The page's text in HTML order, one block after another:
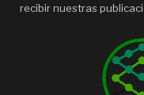
recibir nuestras